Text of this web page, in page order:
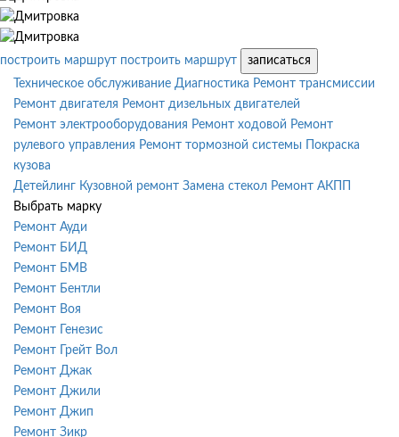
построить маршрут построить маршрут
записаться
Техническое обслуживание Диагностика Ремонт трансмиссии
Ремонт двигателя Ремонт дизельных двигателей
Ремонт электрооборудования Ремонт ходовой Ремонт
рулевого управления Ремонт тормозной системы
Покраска
кузова
Детейлинг Кузовной ремонт Замена стекол Ремонт АКПП
Выбрать марку
Ремонт Ауди
Ремонт БИД
Ремонт БМВ
Ремонт Бентли
Ремонт Воя
Ремонт Генезис
Ремонт Грейт Вол
Ремонт Джак
Ремонт Джили
Ремонт Джип
Ремонт Зикр